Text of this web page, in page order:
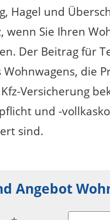
Hagel und
wenn Sie Ihren
Der Beitrag für
die
Versicherung
und -
sind.
Angebot